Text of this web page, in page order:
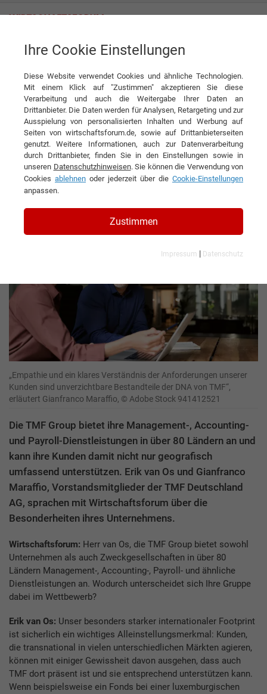
Globaler geht es nicht
Interview TMF Deutschland AG
DIESEN ARTIKEL EMPFEHLEN
Globaler geht es nicht
Interview mit Erik van Os, Country Head
Germany und Gianfranco Maraffio,
Vorstand der TMF Deutschland AG
„Empathie und ein klares Verständnis der Anforderungen unserer
Kunden sind unverzichtbare Bestandteile der DNA von TMF“,
erläutert Gianfranco Maraffio, © Adobe Stock 941412521
Die TMF Group bietet ihre Management-, Accounting-
und Payroll-Dienstleistungen in über 80 Ländern an und
kann ihre Kunden damit nicht nur geografisch
umfassend unterstützen. Erik van Os und Gianfranco
Maraffio, Vorstandsmitglieder der TMF Deutschland
AG, sprachen mit Wirtschaftsforum über die
Besonderheiten ihres Unternehmens.
Wirtschaftsforum: Herr van Os, die TMF Group bietet sowohl
Unternehmen als auch Zweckgesellschaften in über 80
Ländern Management-, Accounting-, Payroll- und ähnliche
Dienstleistungen an. Wodurch unterscheidet sich Ihre Gruppe
dabei im Wettbewerb?
Erik van Os: Unser besonders starker internationaler Footprint
ist sicherlich ein wichtiges Alleinstellungsmerkmal: Kunden,
die transnational in vielen unterschiedlichen Märkten agieren,
können mit einiger Gewissheit davon ausgehen, dass auch
TMF dort präsent ist und sie entsprechend unterstützen kann.
Wenn beispielsweise ein Fonds bei einer luxemburgischen
Ihre Cookie Einstellungen
Diese Website verwendet Cookies und ähnliche Technologien.
Mit einem Klick auf "Zustimmen" akzeptieren Sie diese
Verarbeitung und auch die Weitergabe Ihrer Daten an
Drittanbieter. Die Daten werden für Analysen, Retargeting und zur
Ausspielung von personalisierten Inhalten und Werbung auf
Seiten von wirtschaftsforum.de, sowie auf Drittanbieterseiten
genutzt. Weitere Informationen, auch zur Datenverarbeitung
durch Drittanbieter, finden Sie in den Einstellungen sowie in
unseren Datenschutzhinweisen. Sie können die Verwendung von
Cookies ablehnen oder jederzeit über die Cookie-Einstellungen
anpassen.
Zustimmen
Impressum | Datenschutz